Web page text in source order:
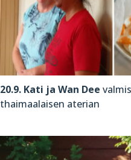
20.9. Kati ja Wan Dee
thaimaalaisen aterian